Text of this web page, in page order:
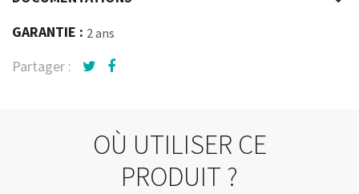
GARANTIE : 2 ans
Partager :
OÙ UTILISER CE
PRODUIT ?